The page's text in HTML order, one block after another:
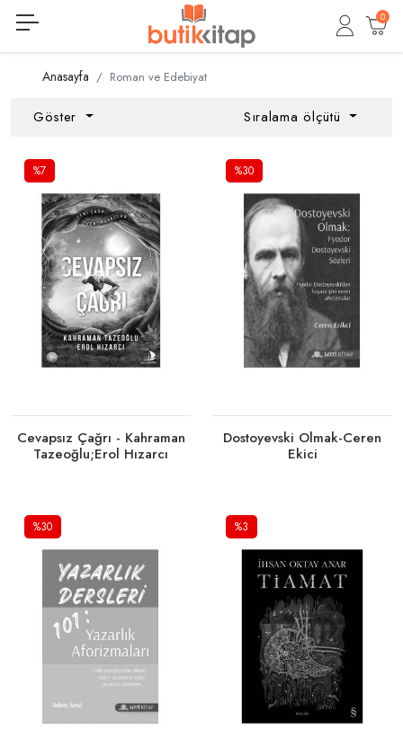
0
Anasayfa Roman ve Edebiyat
Göster Sıralama ölçütü
Tükendi
%7
Cevapsız Çağrı - Kahraman
Tazeoğlu;Erol Hızarcı
Tükendi
%30
Dostoyevski Olmak-Ceren
Ekici
%30 %3